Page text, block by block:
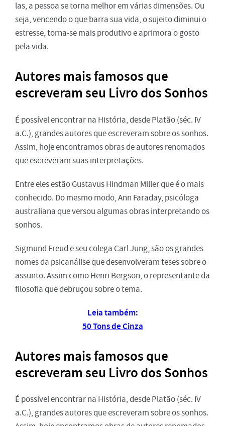
las, a pessoa se torna melhor em várias dimensões. Ou
seja, vencendo o que barra sua vida, o sujeito diminui o
estresse, torna-se mais produtivo e aprimora o gosto
pela vida.
Autores mais famosos que
escreveram seu Livro dos Sonhos
É possível encontrar na História, desde Platão (séc. IV
a.C.), grandes autores que escreveram sobre os sonhos.
Assim, hoje encontramos obras de autores renomados
que escreveram suas interpretações.
Entre eles estão Gustavus Hindman Miller que é o mais
conhecido. Do mesmo modo, Ann Faraday, psicóloga
australiana que versou algumas obras interpretando os
sonhos.
Sigmund Freud e seu colega Carl Jung, são os grandes
nomes da psicanálise que desenvolveram teses sobre o
assunto. Assim como Henri Bergson, o representante da
filosofia que debruçou sobre o tema.
Leia também:
50 Tons de Cinza
Autores mais famosos que
escreveram seu Livro dos Sonhos
É possível encontrar na História, desde Platão (séc. IV
a.C.), grandes autores que escreveram sobre os sonhos.